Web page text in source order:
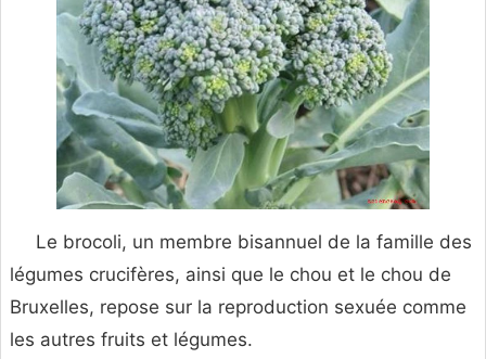
Le brocoli, un membre bisannuel de la famille des
légumes crucifères, ainsi que le chou et le chou de
Bruxelles, repose sur la reproduction sexuée comme
les autres fruits et légumes.